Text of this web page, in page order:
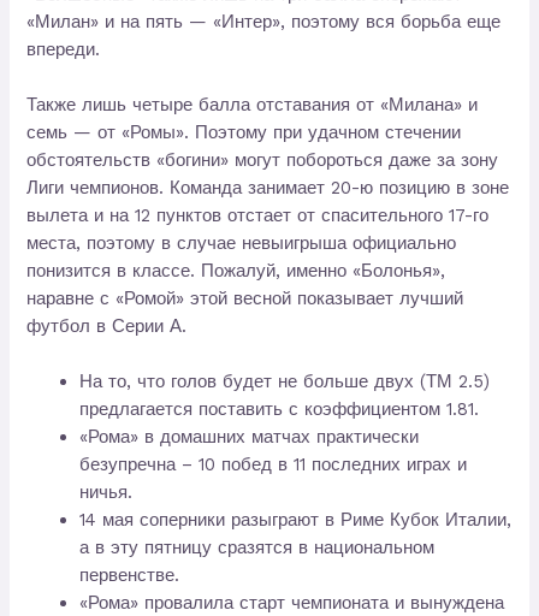
«Милан» и на пять — «Интер», поэтому вся борьба еще
впереди.
Также лишь четыре балла отставания от «Милана» и
семь — от «Ромы». Поэтому при удачном стечении
обстоятельств «богини» могут побороться даже за зону
Лиги чемпионов. Команда занимает 20-ю позицию в зоне
вылета и на 12 пунктов отстает от спасительного 17-го
места, поэтому в случае невыигрыша официально
понизится в классе. Пожалуй, именно «Болонья»,
наравне с «Ромой» этой весной показывает лучший
футбол в Серии А.
На то, что голов будет не больше двух (ТМ 2.5)
предлагается поставить с коэффициентом 1.81.
«Рома» в домашних матчах практически
безупречна – 10 побед в 11 последних играх и
ничья.
14 мая соперники разыграют в Риме Кубок Италии,
а в эту пятницу сразятся в национальном
первенстве.
«Рома» провалила старт чемпионата и вынуждена